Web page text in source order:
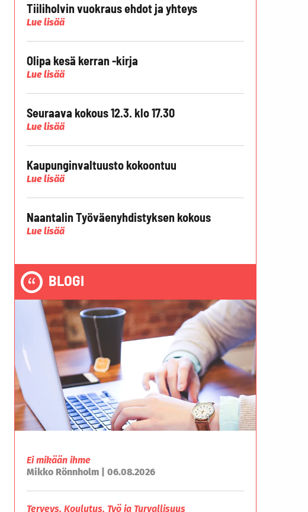
Tiiliholvin vuokraus ehdot ja yhteys
Lue lisää
Olipa kesä kerran -kirja
Lue lisää
Seuraava kokous 12.3. klo 17.30
Lue lisää
Kaupunginvaltuusto kokoontuu
Lue lisää
Naantalin Työväenyhdistyksen kokous
Lue lisää
BLOGI
Ei mikään ihme
Mikko Rönnholm | 06.08.2026
Terveys, Koulutus, Työ ja Turvallisuus